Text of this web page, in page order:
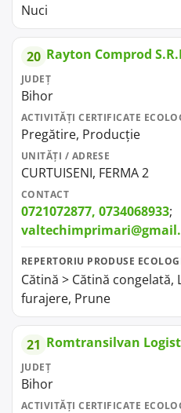
Nuci
20 Rayton Comprod
JUDEȚ
Bihor
ACTIVITĂȚI CERTIFICATE
Pregătire, Producție
UNITĂȚI / ADRESE
CURTUISENI, FERMA 2
CONTACT
0721072877, 0734068933;
REPERTORIU PRODUSE
Cătină > Cătină congelată,
furajere, Prune
21 Romtransilvan
JUDEȚ
Bihor
ACTIVITĂȚI CERTIFICATE